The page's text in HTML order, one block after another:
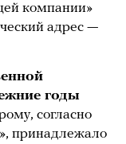
компании»
адрес —
годы
согласно
принадлежало